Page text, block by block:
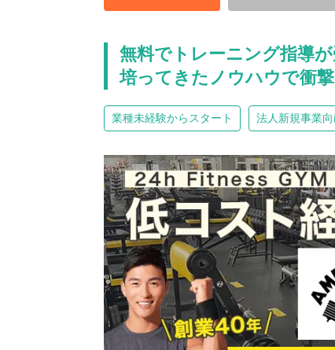
副業
無料でトレーニング指導
培ってきたノウハウで衝
業種未経験からスタート 法人新規事業向